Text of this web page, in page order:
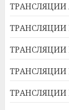
ТРАНСЛЯЦИИ
ТРАНСЛЯЦИИ
ТРАНСЛЯЦИИ
ТРАНСЛЯЦИИ